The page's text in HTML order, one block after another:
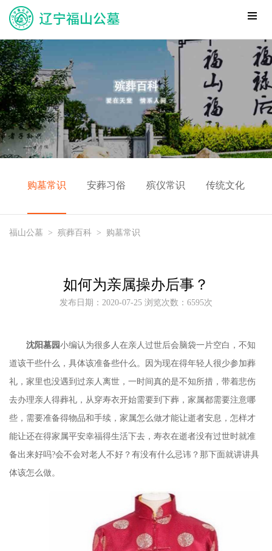
购墓常识 安葬习俗 殡仪常识 传统文化
福山公墓 > 殡葬百科 > 购墓常识
如何为亲属操办后事？
发布日期：2020-07-25 浏览次数：6595次
沈阳墓园小编认为很多人在亲人过世后会脑袋一片空白，不知
道该干些什么，具体该准备些什么。因为现在得年轻人很少参加葬
礼，家里也没遇到过亲人离世，一时间真的是不知所措，带着悲伤
去办理亲人得葬礼，从穿寿衣开始需要到下葬，家属都需要注意哪
些，需要准备得物品和手续，家属怎么做才能让逝者安息，怎样才
能让还在得家属平安幸福得生活下去，寿衣在逝者没有过世时就准
备出来好吗?会不会对老人不好？有没有什么忌讳？那下面就讲讲具
体该怎么做。